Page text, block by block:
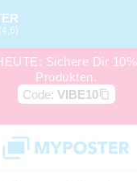
(4,6)
Sichere Dir
Produkten.
Code: VIBE10